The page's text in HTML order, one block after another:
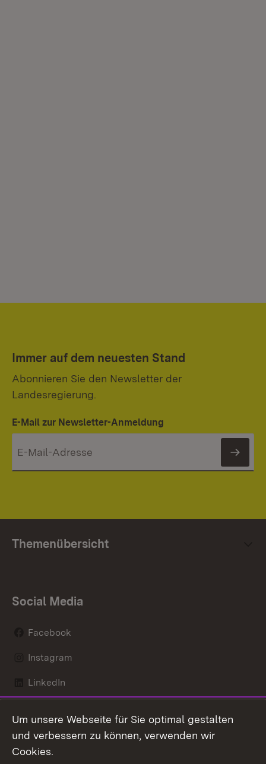
Immer auf dem neuesten Stand
Abonnieren Sie den Newsletter der
Landesregierung.
E-Mail zur Newsletter-Anmeldung
Themenübersicht
Social Media
Facebook
Instagram
LinkedIn
X / Twitter
Youtube
Um unsere Webseite für Sie optimal gestalten
und verbessern zu können, verwenden wir
Cookies.